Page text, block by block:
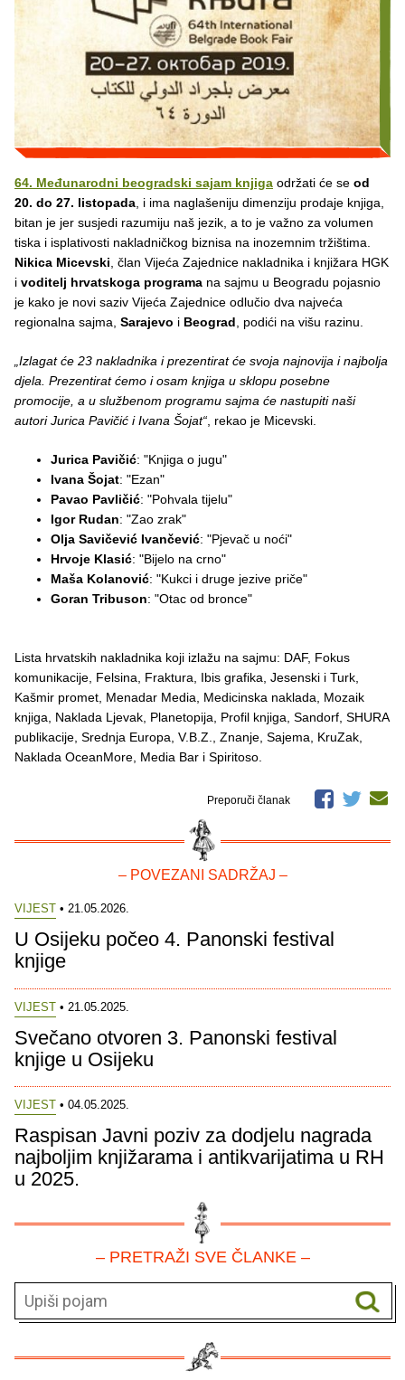
64. Međunarodni beogradski sajam knjiga održati će se od
20. do 27. listopada, i ima naglašeniju dimenziju prodaje knjiga,
bitan je jer susjedi razumiju naš jezik, a to je važno za volumen
tiska i isplativosti nakladničkog biznisa na inozemnim tržištima.
Nikica Micevski, član Vijeća Zajednice nakladnika i knjižara HGK
i voditelj hrvatskoga programa na sajmu u Beogradu pojasnio
je kako je novi saziv Vijeća Zajednice odlučio dva najveća
regionalna sajma, Sarajevo i Beograd, podići na višu razinu.
„Izlagat će 23 nakladnika i prezentirat će svoja najnovija i najbolja
djela. Prezentirat ćemo i osam knjiga u sklopu posebne
promocije, a u službenom programu sajma će nastupiti naši
autori Jurica Pavičić i Ivana Šojat“, rekao je Micevski.
Jurica Pavičić: "Knjiga o jugu"
Ivana Šojat: "Ezan"
Pavao Pavličić: "Pohvala tijelu"
Igor Rudan: "Zao zrak"
Olja Savičević Ivančević: "Pjevač u noći"
Hrvoje Klasić: "Bijelo na crno"
Maša Kolanović: "Kukci i druge jezive priče"
Goran Tribuson: "Otac od bronce"
Lista hrvatskih nakladnika koji izlažu na sajmu: DAF, Fokus
komunikacije, Felsina, Fraktura, Ibis grafika, Jesenski i Turk,
Kašmir promet, Menadar Media, Medicinska naklada, Mozaik
knjiga, Naklada Ljevak, Planetopija, Profil knjiga, Sandorf, SHURA
publikacije, Srednja Europa, V.B.Z., Znanje, Sajema, KruZak,
Naklada OceanMore, Media Bar i Spiritoso.
Preporuči članak
– POVEZANI SADRŽAJ –
VIJEST • 21.05.2026.
U Osijeku počeo 4. Panonski festival
knjige
VIJEST • 21.05.2025.
Svečano otvoren 3. Panonski festival
knjige u Osijeku
VIJEST • 04.05.2025.
Raspisan Javni poziv za dodjelu nagrada
najboljim knjižarama i antikvarijatima u RH
u 2025.
– PRETRAŽI SVE ČLANKE –